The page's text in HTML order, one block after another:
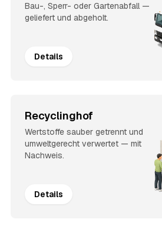
Bau-, Sperr- oder Gartenabfall —
geliefert und abgeholt.
Details
Recyclinghof
Wertstoffe sauber getrennt und
umweltgerecht verwertet — mit
Nachweis.
Details